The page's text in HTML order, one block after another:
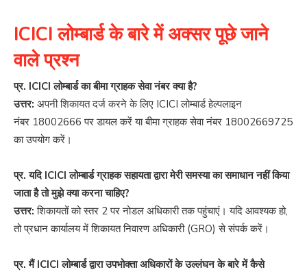
ICICI लोम्बार्ड के बारे में अक्सर पूछे जाने
वाले प्रश्न
प्र. ICICI लोम्बार्ड का बीमा ग्राहक सेवा नंबर क्या है?
उत्तर: अपनी शिकायत दर्ज करने के लिए ICICI लोम्बार्ड हेल्पलाइन
नंबर 18002666 पर डायल करें या बीमा ग्राहक सेवा नंबर 18002669725
का उपयोग करें।
प्र. यदि ICICI लोम्बार्ड ग्राहक सहायता द्वारा मेरी समस्या का समाधान नहीं किया
जाता है तो मुझे क्या करना चाहिए?
उत्तर: शिकायतों को स्तर 2 पर नोडल अधिकारी तक पहुंचाएं। यदि आवश्यक हो,
तो प्रधान कार्यालय में शिकायत निवारण अधिकारी (GRO) से संपर्क करें।
प्र. मैं ICICI लोम्बार्ड द्वारा उपभोक्ता अधिकारों के उल्लंघन के बारे में कैसे